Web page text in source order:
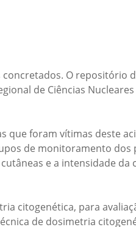
O repositório
de Ciências
que foram vítimas deste
de monitoramento
e a intensidade da
citogenética, para
de dosimetria